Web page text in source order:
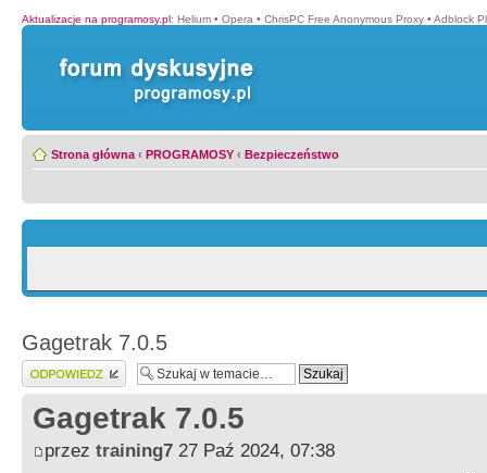
Aktualizacje na programosy.pl: Helium • Opera • ChrisPC Free Anonymous Proxy • Adblock
Strona główna ‹ PROGRAMOSY ‹ Bezpieczeństwo
Gagetrak 7.0.5
Wyślij odpowiedź
Gagetrak 7.0.5
przez training7 27 Paź 2024, 07:38